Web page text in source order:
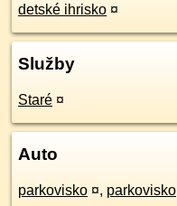
detské ihrisko ¤
Služby
Staré ¤
Auto
parkovisko ¤, parkovisko